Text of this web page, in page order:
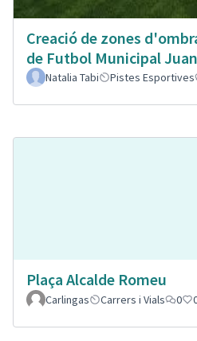
Creació de zones
de Futbol Municipal
Natalia Tabi Pistes Esportives
Plaça Alcalde Romeu
Carlingas
Carrers i Vials 0